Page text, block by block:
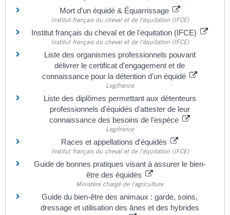
Mort d’un équidé & Équarrissage
Institut français du cheval et de l'équitation (IFCE)
Institut français du cheval et de l'équitation (IFCE)
Institut français du cheval et de l'équitation (IFCE)
Liste des organismes professionnels pouvant
délivrer le certificat d'engagement et de
connaissance pour la détention d'un équidé
Legifrance
Liste des diplômes permettant aux détenteurs
professionnels d'équidés d'attester de leur
connaissance des besoins de l'espèce
Legifrance
Races et appellations d'équidés
Institut français du cheval et de l'équitation (IFCE)
Guide de bonnes pratiques visant à assurer le bien-
être des équidés
Ministère chargé de l'agriculture
Guide du bien-être des animaux : garde, soins,
dressage et utilisation des ânes et des hybrides